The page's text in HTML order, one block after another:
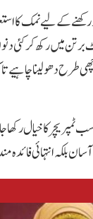
کے لیے نمک کا
میں رکھ کر کئی
دھو لینا چاہیے
ٹمپریچر کا خیال
بلکہ انتہائی فائدہ